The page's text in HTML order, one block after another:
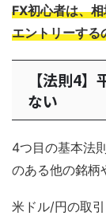
FX初心者は、
エントリーする
【法則4
ない
4つ目の基本法
のある他の銘柄
米ドル/円の取